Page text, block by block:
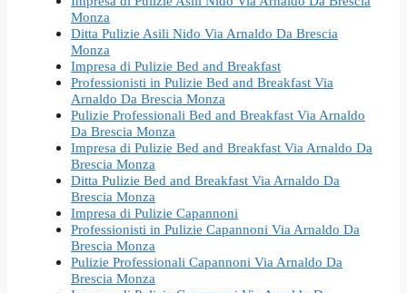
Monza
Ditta Pulizie Asili Nido Via Arnaldo Da Brescia
Monza
Impresa di Pulizie Bed and Breakfast
Professionisti in Pulizie Bed and Breakfast Via
Arnaldo Da Brescia Monza
Pulizie Professionali Bed and Breakfast Via Arnaldo
Da Brescia Monza
Impresa di Pulizie Bed and Breakfast Via Arnaldo Da
Brescia Monza
Ditta Pulizie Bed and Breakfast Via Arnaldo Da
Brescia Monza
Impresa di Pulizie Capannoni
Professionisti in Pulizie Capannoni Via Arnaldo Da
Brescia Monza
Pulizie Professionali Capannoni Via Arnaldo Da
Brescia Monza